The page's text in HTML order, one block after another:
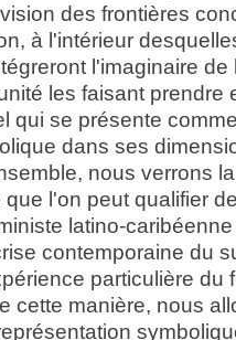
des frontières
à l'intérieur
l'imaginaire de
les faisant prendre
qui se présente
dans ses
nous verrons
l'on peut qualifier
latino-
contemporaine du
particulière du
cette manière, nous